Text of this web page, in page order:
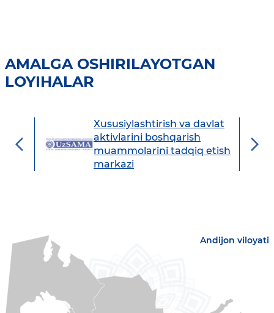
AMALGA OSHIRILAYOTGAN
LOYIHALAR
Xususiylashtirish va davlat
aktivlarini boshqarish
muammolarini tadqiq etish
markazi
Andijon viloyati